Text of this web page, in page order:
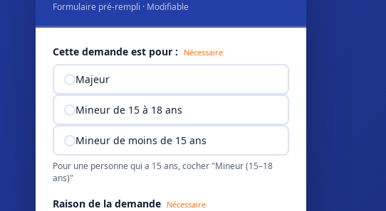
Formulaire pré-rempli · Modifiable
Cette demande est pour : Nécessaire
Majeur
Mineur de 15 à 18 ans
Mineur de moins de 15 ans
Pour une personne qui a 15 ans, cocher "Mineur (15–18
ans)"
Raison de la demande Nécessaire